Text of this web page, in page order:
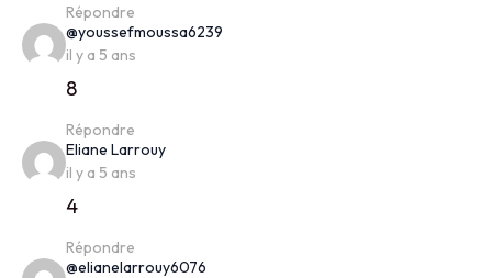
Répondre
@youssefmoussa6239
il y a 5 ans
8
Répondre
Eliane Larrouysays:
il y a 5 ans
4
Répondre
@elianelarrouy6076